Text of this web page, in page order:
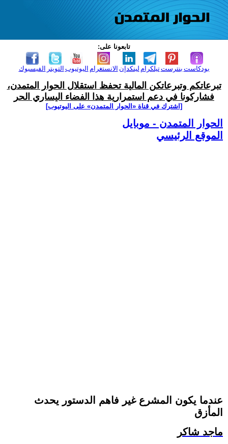
تابعونا على:
الفيسبوك التويتر اليوتيوب الانستغرام لينكدإن تيلكرامبنترست بودكاست
تبرعاتكم وتبرعاتكن المالية تحفظ استقلال الحوار المتمدن،
فشاركونا في دعم استمرارية هذا الفضاء اليساري الحر
[اشترك في قناة ‫«الحوار المتمدن» على اليوتيوب]
الحوار المتمدن - موبايل
الموقع الرئيسي
عندما يكون المشرع غير فاهم الدستور يحدث
المأزق
ماجد شاكر